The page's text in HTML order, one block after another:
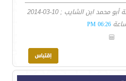
التعديل الأخير تم بواسطة أبو محمد ابن الشايب ; 10-03-2014
06:26 PM